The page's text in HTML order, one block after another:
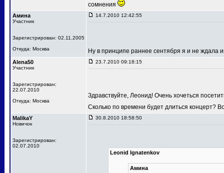
сомнения
Амина
Участник
Зарегистрирован: 02.11.2005
Откуда: Москва
14.7.2010 12:42:55
Ну в принципе раннее сентября я и не
Alena50
Участник
Зарегистрирован:
22.07.2010
Откуда: Москва
23.7.2010 09:18:15
Здравствуйте, Леонид! Очень хочеться
Сколько по времени будет длиться концерт?
MalikaY
Новичок
Зарегистрирован:
02.07.2010
30.8.2010 18:58:50
Leonid Ignatenkov
Амина